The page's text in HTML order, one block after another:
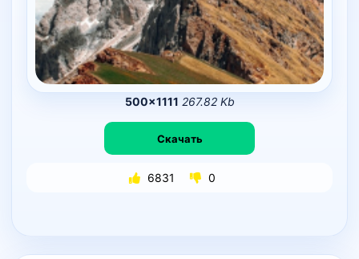
500×1111 267.82 Kb
Скачать
6831 0